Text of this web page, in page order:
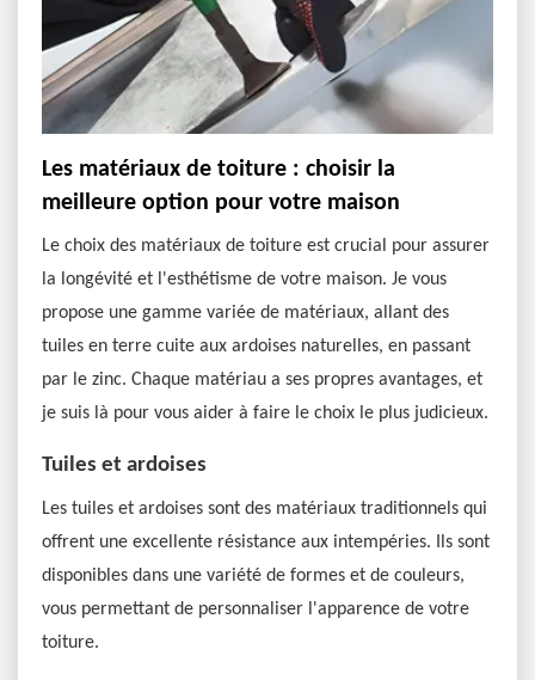
Les matériaux de toiture : choisir la
meilleure option pour votre maison
Le choix des matériaux de toiture est crucial pour assurer
la longévité et l'esthétisme de votre maison. Je vous
propose une gamme variée de matériaux, allant des
tuiles en terre cuite aux ardoises naturelles, en passant
par le zinc. Chaque matériau a ses propres avantages, et
je suis là pour vous aider à faire le choix le plus judicieux.
Tuiles et ardoises
Les tuiles et ardoises sont des matériaux traditionnels qui
offrent une excellente résistance aux intempéries. Ils sont
disponibles dans une variété de formes et de couleurs,
vous permettant de personnaliser l'apparence de votre
toiture.